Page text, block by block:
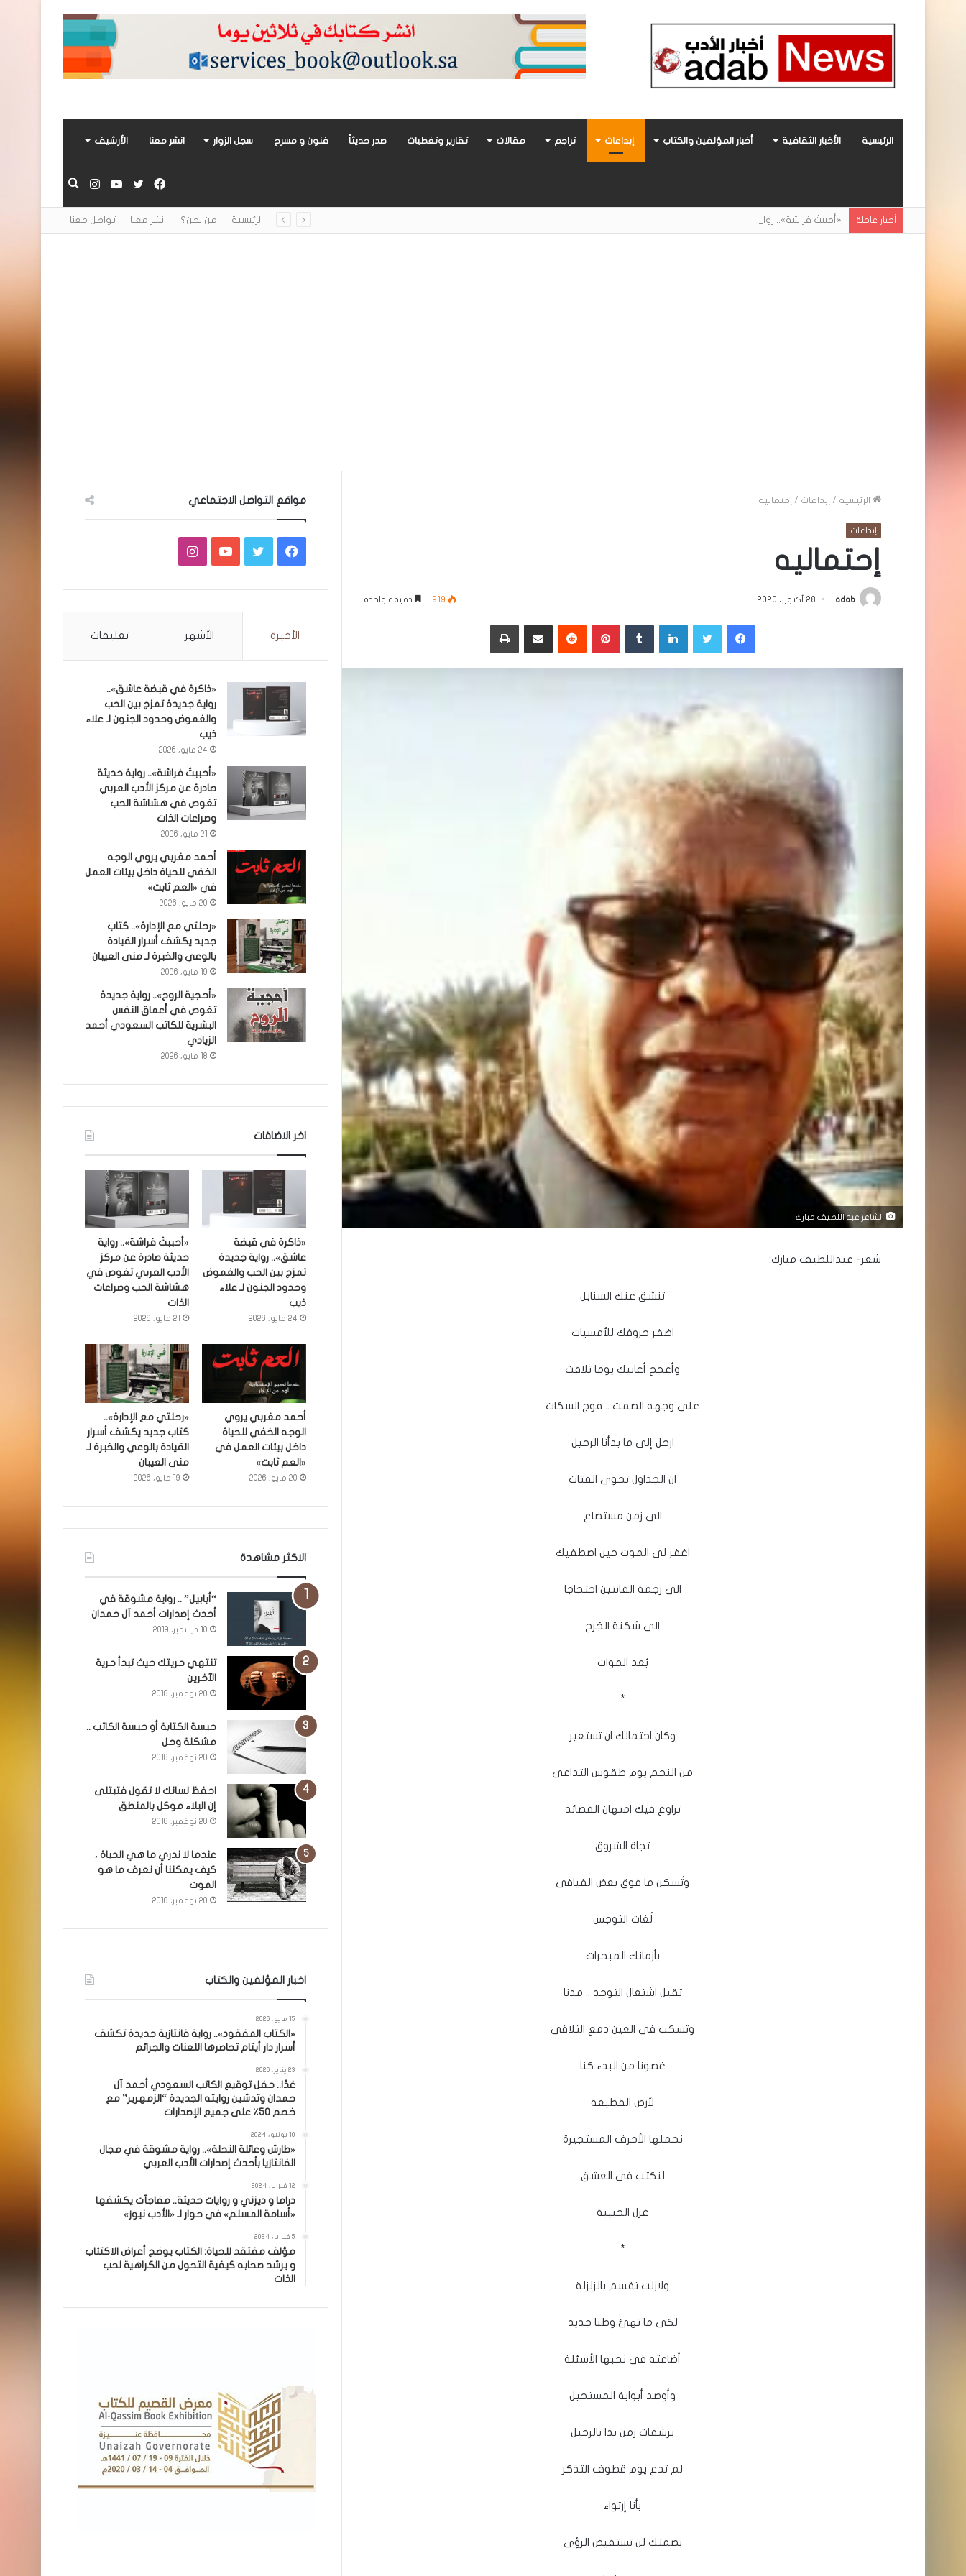
الرئيسية الأخبار الثقافية أخبار المؤلفين والكتاب إبداعات تراجم مقالات تقارير وتغطيات صدر حديثاً فنون و مسرح سجل الزوار انشر معنا الأرشيف
بحث
انستقراميوتيوبتويتر
فيسبوك
أخبار عاجلة «أحببتُ فراشة».. رواية حديثة صادرة عن مركز الأدب العربي تغوص في هشاشة الحب وصراعات الذات الرئيسية من نحن؟ انشر معنا تواصل معنا
الرئيسية / إبداعات / إحتماليه
إبداعات
إحتماليه
adab 28 أكتوبر، 2020 919 دقيقة واحدة
فيسبوكتويتر لينكدإن ‏Tumblr بينتيريست
‏Reddit مشاركة عبر البريد طباعة
الشاعر عبد اللطيف مبارك
شعر- عبداللطيف مبارك:
تنشق عنك السنابل
اضفر حروفك للأمسيات
وأعجج أغانيك يوما تلاقت
على وجهه الصمت .. فوج السكات
ارحل إلى ما بدأنا الرحيل
ان الجداول تحوى الفتات
الى زمن مستضاع
اغفر لى الموت حين اصطفيك
الى رجمة القانتين احتجاجا
الى سُكنة الجُرح
بُعد الموات
*
وكان احتمالك ان تستعير
من النجم يوم طقوس التداعى
تراوغ فيك امتهان القصائد
تجاة الشروق
وتُسكن ما فوق بعض الفيافى
لُغات التوجس
بأزمانك المبحرات
تقيل اشتعال التوحد .. مدنا
وتسكب فى العين دمع التلاقى
غصونا من البدء كنا
لأرض القطيعة
نحملها الأحرف المستجيرة
لنكتب فى العشق
غزل الحبيبة
*
ولازلت تقسم بالزلزلة
لكى ما تهئ وطنا جديد
أضاعته فى نحبها الأسئلة
وأوصد أبوابة المستحيل
برشقات زمن بدا بالرحيل
لم تدع يوم قطوف التذكر
بأنا إرتواء
بصمتك لن تستفيض الرؤى
مواقع التواصل الاجتماعي
فيسبوكتويتر يوتيوبانستقرام
الأخيرة الأشهر تعليقات
«ذاكرة في قبضة عاشق»..
رواية جديدة تمزج بين الحب
والغموض وحدود الجنون لـ علاء
ذيب
24 مايو، 2026
«أحببتُ فراشة».. رواية حديثة
صادرة عن مركز الأدب العربي
تغوص في هشاشة الحب
وصراعات الذات
21 مايو، 2026
أحمد مغربي يروي الوجه
الخفي للحياة داخل بيئات العمل
في «العم ثابت»
20 مايو، 2026
«رحلتي مع الإدارة».. كتاب
جديد يكشف أسرار القيادة
بالوعي والخبرة لـ منى العيبان
19 مايو، 2026
«أحجية الروح».. رواية جديدة
تغوص في أعماق النفس
البشرية للكاتب السعودي أحمد
الزيادي
18 مايو، 2026
اخر الاضافات
«ذاكرة في قبضة
عاشق».. رواية جديدة
تمزج بين الحب والغموض
وحدود الجنون لـ علاء
ذيب
24 مايو، 2026
«أحببتُ فراشة».. رواية
حديثة صادرة عن مركز
الأدب العربي تغوص في
هشاشة الحب وصراعات
الذات
21 مايو، 2026
أحمد مغربي يروي
الوجه الخفي للحياة
داخل بيئات العمل في
«العم ثابت»
20 مايو، 2026
«رحلتي مع الإدارة»..
كتاب جديد يكشف أسرار
القيادة بالوعي والخبرة لـ
منى العيبان
19 مايو، 2026
الاكثر مشاهدة
“أبابيل” .. رواية مشوقة في
أحدث إصدارات أحمد آل حمدان
10 ديسمبر، 2019
تنتهي حريتك حيث تبدأ حرية
الآخرين
20 نوفمبر، 2018
حبسة الكتابة أو حبسة الكاتب ..
مشكلة وحل
20 نوفمبر، 2018
احفظ لسانك لا تقول فتبتلى
إن البلاء موكل بالمنطق
20 نوفمبر، 2018
عندما لا ندري ما هي الحياة ،
كيف يمكننا أن نعرف ما هو
الموت
20 نوفمبر، 2018
اخبار المؤلفين والكتاب
15 مايو، 2026
«الكتاب المفقود».. رواية فانتازية جديدة تكشف
أسرار دار أيتام تحاصرها اللعنات والجرائم
23 يناير، 2026
غدًا.. حفل توقيع الكاتب السعودي أحمد آل
حمدان وتدشين روايته الجديدة “الزمهرير” مع
خصم 50٪ على جميع الإصدارات
10 يونيو، 2024
«طارش وعائلة النحلة».. رواية مشوقة في مجال
الفانتازيا بأحدث إصدارات الأدب العربي
12 فبراير، 2024
دراما و ديزني و روايات حديثة.. مفاجآت يكشفها
«أسامة المسلم» في حوار لـ «الأدب نيوز»
5 فبراير، 2024
مؤلف مفتقد للحياة: الكتاب يوضح أعراض الاكتئاب
و يرشد صحابه كيفية التحول من الكراهية لحب
الذات